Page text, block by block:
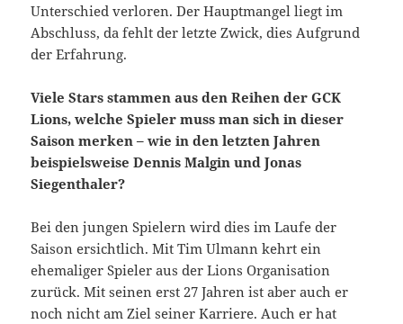
Unterschied verloren. Der Hauptmangel liegt im
Abschluss, da fehlt der letzte Zwick, dies Aufgrund
der Erfahrung.
Viele Stars stammen aus den Reihen der GCK
Lions, welche Spieler muss man sich in dieser
Saison merken – wie in den letzten Jahren
beispielsweise Dennis Malgin und Jonas
Siegenthaler?
Bei den jungen Spielern wird dies im Laufe der
Saison ersichtlich. Mit Tim Ulmann kehrt ein
ehemaliger Spieler aus der Lions Organisation
zurück. Mit seinen erst 27 Jahren ist aber auch er
noch nicht am Ziel seiner Karriere. Auch er hat